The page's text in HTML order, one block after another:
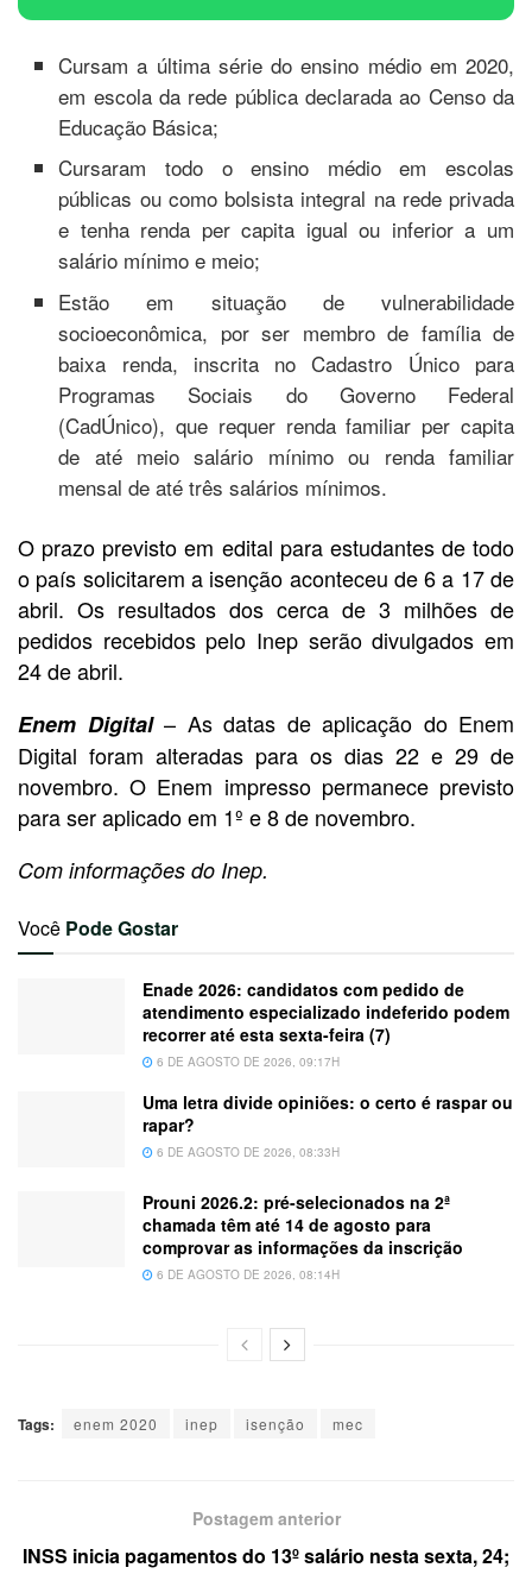
Cursam a última série do ensino médio em 2020,
em escola da rede pública declarada ao Censo da
Educação Básica;
Cursaram todo o ensino médio em escolas
públicas ou como bolsista integral na rede privada
e tenha renda per capita igual ou inferior a um
salário mínimo e meio;
Estão em situação de vulnerabilidade
socioeconômica, por ser membro de família de
baixa renda, inscrita no Cadastro Único para
Programas Sociais do Governo Federal
(CadÚnico), que requer renda familiar per capita
de até meio salário mínimo ou renda familiar
mensal de até três salários mínimos.
O prazo previsto em edital para estudantes de todo
o país solicitarem a isenção aconteceu de 6 a 17 de
abril. Os resultados dos cerca de 3 milhões de
pedidos recebidos pelo Inep serão divulgados em
24 de abril.
Enem Digital– As datas de aplicação do Enem
Digital foram alteradas para os dias 22 e 29 de
novembro. O Enem impresso permanece previsto
para ser aplicado em 1º e 8 de novembro.
Com informações do Inep.
Você Pode Gostar
Enade 2026: candidatos com pedido de
atendimento especializado indeferido podem
recorrer até esta sexta-feira (7)
6 DE AGOSTO DE 2026, 09:17H
Uma letra divide opiniões: o certo é raspar ou
rapar?
6 DE AGOSTO DE 2026, 08:33H
Prouni 2026.2: pré-selecionados na 2ª
chamada têm até 14 de agosto para
comprovar as informações da inscrição
6 DE AGOSTO DE 2026, 08:14H
Tags: enem 2020 inep isenção mec
Postagem anterior
INSS inicia pagamentos do 13º salário nesta sexta, 24;